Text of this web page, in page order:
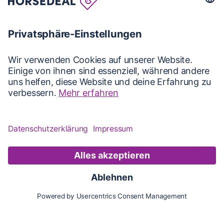
Karte Updates Konto
Karte